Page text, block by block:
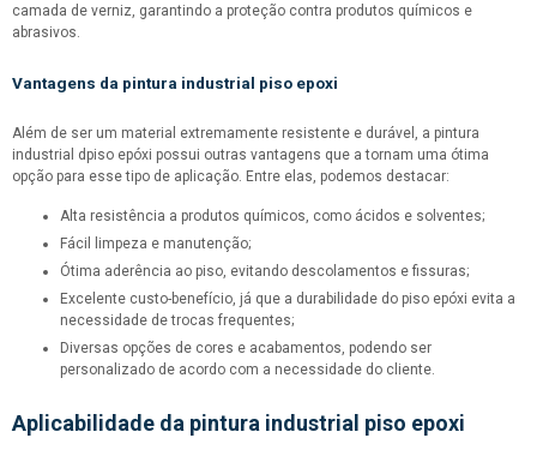
camada de verniz, garantindo a proteção contra produtos químicos e
abrasivos.
Vantagens da pintura industrial piso epoxi
Além de ser um material extremamente resistente e durável, a pintura
industrial dpiso epóxi possui outras vantagens que a tornam uma ótima
opção para esse tipo de aplicação. Entre elas, podemos destacar:
Alta resistência a produtos químicos, como ácidos e solventes;
Fácil limpeza e manutenção;
Ótima aderência ao piso, evitando descolamentos e fissuras;
Excelente custo-benefício, já que a durabilidade do piso epóxi evita a
necessidade de trocas frequentes;
Diversas opções de cores e acabamentos, podendo ser
personalizado de acordo com a necessidade do cliente.
Aplicabilidade da pintura industrial piso epoxi